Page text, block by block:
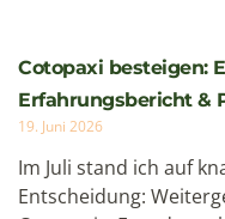
Cotopaxi besteigen:
Erfahrungsbericht &
19. Juni 2026
Im Juli stand ich auf
Entscheidung: